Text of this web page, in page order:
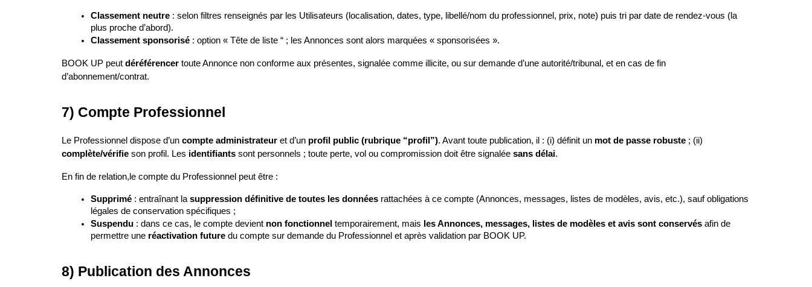
Classement neutre : selon filtres renseignés par les Utilisateurs (localisation, dates, type, libellé/nom du professionnel, prix, note) puis tri par date de rendez‑vous (la
plus proche d’abord).
Classement sponsorisé : option « Tête de liste “ ; les Annonces sont alors marquées « sponsorisées ».
BOOK UP peut déréférencer toute Annonce non conforme aux présentes, signalée comme illicite, ou sur demande d’une autorité/tribunal, et en cas de fin
d’abonnement/contrat.
7) Compte Professionnel
Le Professionnel dispose d’un compte administrateur et d’un profil public (rubrique “profil”). Avant toute publication, il : (i) définit un mot de passe robuste
complète/vérifie son profil. Les identifiants sont personnels ; toute perte, vol ou compromission doit être signalée sans délai.
En fin de relation,le compte du Professionnel peut être :
Supprimé : entraînant la suppression définitive de toutes les données rattachées à ce compte (Annonces, messages, listes de modèles, avis, etc.), sauf obligations
légales de conservation spécifiques ;
Suspendu : dans ce cas, le compte devient non fonctionnel temporairement, mais les Annonces, messages, listes de modèles et avis sont conservés afin de
permettre une réactivation future du compte sur demande du Professionnel et après validation par BOOK UP.
8) Publication des Annonces